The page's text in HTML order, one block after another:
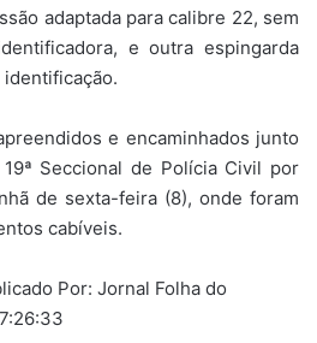
adaptada para calibre 22, sem
e outra espingarda
e encaminhados junto
Seccional de Polícia Civil por
de sexta-feira (8), onde foram
cabíveis.
Por: Jornal Folha do